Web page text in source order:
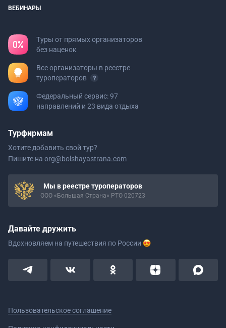
ВЕБИНАРЫ
Туры от прямых организаторов
без наценок
Все организаторы в реестре
туроператоров
Федеральный сервис: 97
направлений и 23 вида отдыха
Турфирмам
Хотите добавить свой тур?
Пишите на org@bolshayastrana.com
Мы в реестре туроператоров
ООО «Большая Страна» РТО 020723
Давайте дружить
Вдохновляем на путешествия по России
Пользовательское соглашение